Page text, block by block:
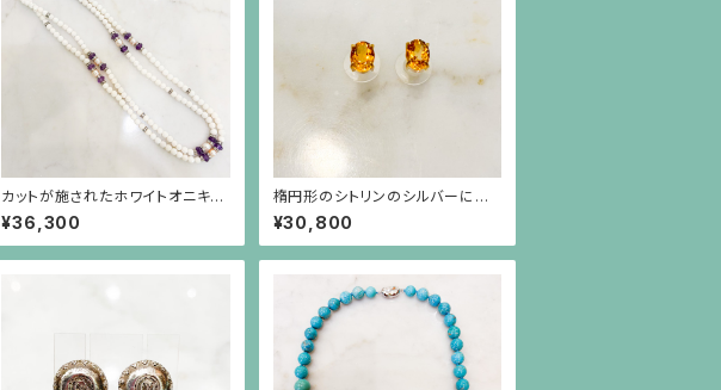
カットが施されたホワイトオニキ
ス、筋彫りのアメジスト、真珠とロ
ンデルのロングネックレス
¥36,300
楕円形のシトリンのシルバーにゴ
ールドプレーティングのシンプルな
枠のピアス
¥30,800